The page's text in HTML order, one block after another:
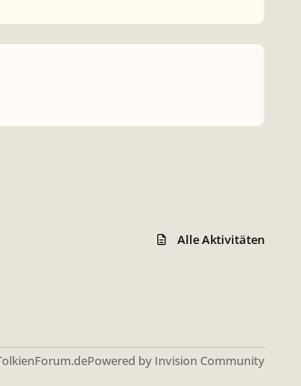
Alle Aktivitäten
Powered by Invision Community